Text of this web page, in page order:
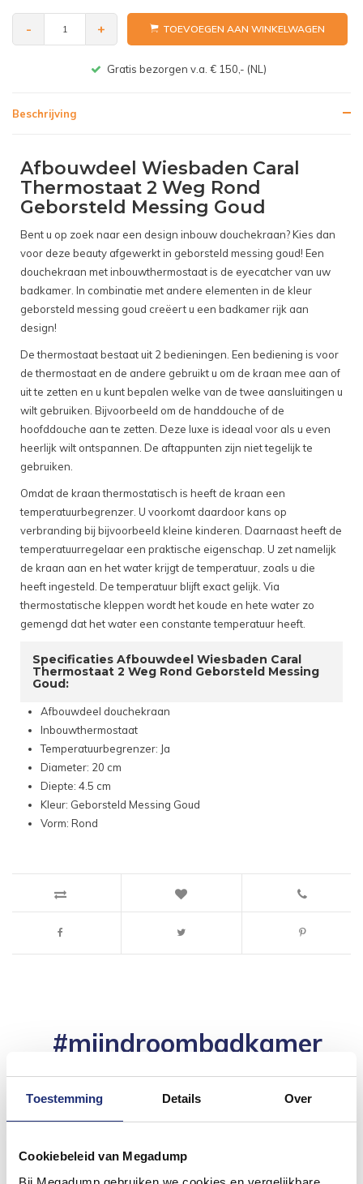
Toestemming Details Over
Cookiebeleid van Megadump
- + TOEVOEGEN AAN WINKELWAGEN
Gratis bezorgen v.a. € 150,- (NL)
Beschrijving
Afbouwdeel Wiesbaden Caral
Thermostaat 2 Weg Rond
Geborsteld Messing Goud
Bent u op zoek naar een design inbouw douchekraan? Kies dan
voor deze beauty afgewerkt in geborsteld messing goud! Een
douchekraan met inbouwthermostaat is de eyecatcher van uw
badkamer. In combinatie met andere elementen in de kleur
geborsteld messing goud creëert u een badkamer rijk aan
design!
De thermostaat bestaat uit 2 bedieningen. Een bediening is voor
de thermostaat en de andere gebruikt u om de kraan mee aan of
uit te zetten en u kunt bepalen welke van de twee aansluitingen u
wilt gebruiken. Bijvoorbeeld om de handdouche of de
hoofddouche aan te zetten. Deze luxe is ideaal voor als u even
heerlijk wilt ontspannen. De aftappunten zijn niet tegelijk te
gebruiken.
Omdat de kraan thermostatisch is heeft de kraan een
temperatuurbegrenzer. U voorkomt daardoor kans op
verbranding bij bijvoorbeeld kleine kinderen. Daarnaast heeft de
temperatuurregelaar een praktische eigenschap. U zet namelijk
de kraan aan en het water krijgt de temperatuur, zoals u die
heeft ingesteld. De temperatuur blijft exact gelijk. Via
thermostatische kleppen wordt het koude en hete water zo
gemengd dat het water een constante temperatuur heeft.
Specificaties Afbouwdeel Wiesbaden Caral
Thermostaat 2 Weg Rond Geborsteld Messing
Goud:
Afbouwdeel douchekraan
Inbouwthermostaat
Temperatuurbegrenzer: Ja
Diameter: 20 cm
Diepte: 4.5 cm
Kleur: Geborsteld Messing Goud
Vorm: Rond
#mijndroombadkamer
en tag @megadumpnl. Samen bouwen we een
inspirerende omgeving vol met unieke
badkamerstijlen. Doe je mee?